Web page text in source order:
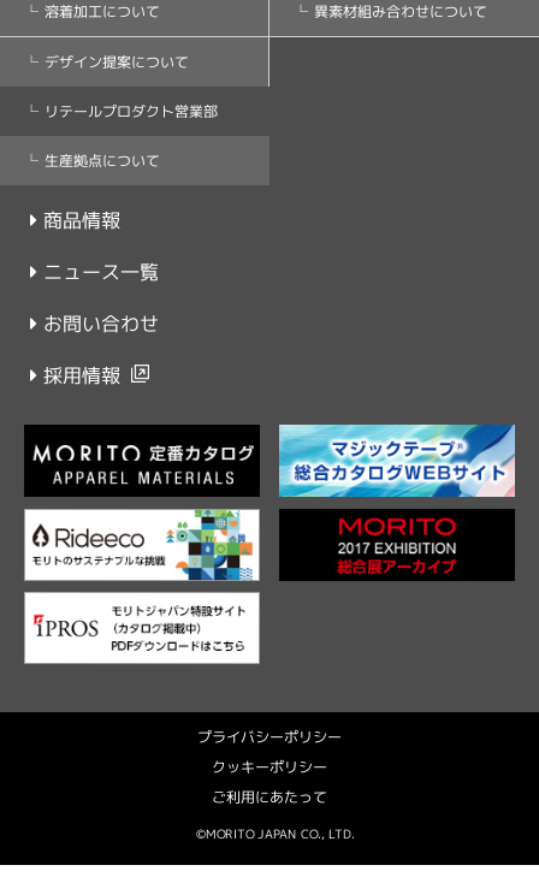
溶着加工について 異素材組み合わせについて
デザイン提案について
リテールプロダクト営業部
生産拠点について
商品情報
ニュース一覧
お問い合わせ
採用情報
プライバシーポリシー
クッキーポリシー
ご利用にあたって
©MORITO JAPAN CO., LTD.